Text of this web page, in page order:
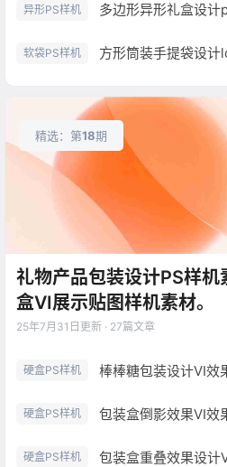
异形PS样机 多边形异形礼盒设计
软袋PS样机 方形筒装手提袋设计
精选：第18期
礼物产品包装设计PS样
盒VI展示贴图样机素材。
25年7月31日 更新 · 27篇文章
硬盒PS样机 棒棒糖包装设计VI效
硬盒PS样机 包装盒倒影效果VI效
硬盒PS样机 包装盒重叠效果设计